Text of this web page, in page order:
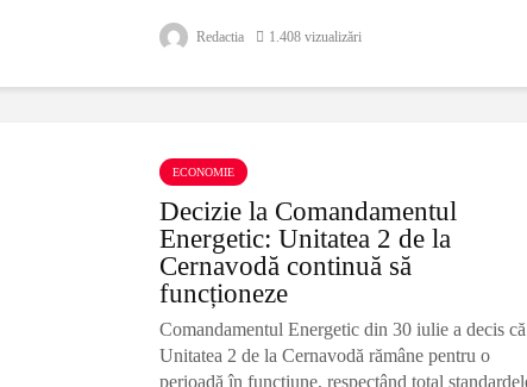
Redactia 1.408 vizualizări
ECONOMIE
Decizie la Comandamentul
Energetic: Unitatea 2 de la
Cernavodă continuă să
funcționeze
Comandamentul Energetic din 30 iulie a decis că
Unitatea 2 de la Cernavodă rămâne pentru o
perioadă în funcțiune, respectând total